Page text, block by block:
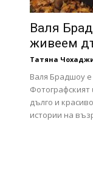
Валя
живеем
Татяна
Валя Брадшоу
дълго и
истории на